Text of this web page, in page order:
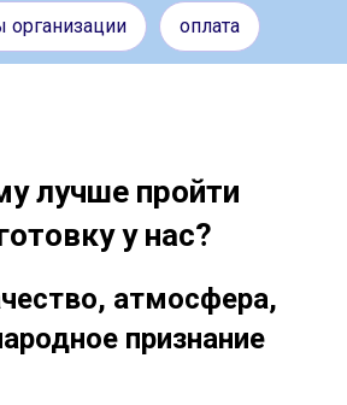
организации оплата
лучше пройти
у нас?
атмосфера,
признание